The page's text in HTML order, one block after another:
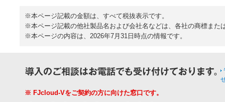
※本ページ記載の金額は、すべて税抜表示です。
※本ページ記載の他社製品名および会社名などは、各社の商標また
※本ページの内容は、2026年7月31日時点の情報です。
※ FJcloud-Vをご契約の方に向けた窓口です。